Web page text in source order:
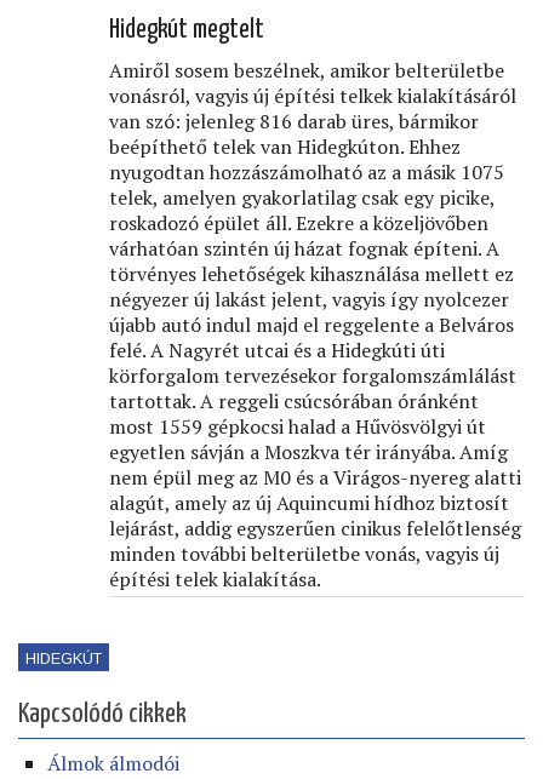
Hidegkút megtelt
Amiről sosem beszélnek, amikor belterületbe
vonásról, vagyis új építési telkek kialakításáról
van szó: jelenleg 816 darab üres, bármikor
beépíthető telek van Hidegkúton. Ehhez
nyugodtan hozzászámolható az a másik 1075
telek, amelyen gyakorlatilag csak egy picike,
roskadozó épület áll. Ezekre a közeljövőben
várhatóan szintén új házat fognak építeni. A
törvényes lehetőségek kihasználása mellett ez
négyezer új lakást jelent, vagyis így nyolcezer
újabb autó indul majd el reggelente a Belváros
felé. A Nagyrét utcai és a Hidegkúti úti
körforgalom tervezésekor forgalomszámlálást
tartottak. A reggeli csúcsórában óránként
most 1559 gépkocsi halad a Hűvösvölgyi út
egyetlen sávján a Moszkva tér irányába. Amíg
nem épül meg az M0 és a Virágos-nyereg alatti
alagút, amely az új Aquincumi hídhoz biztosít
lejárást, addig egyszerűen cinikus felelőtlenség
minden további belterületbe vonás, vagyis új
építési telek kialakítása.
HIDEGKÚT
Kapcsolódó cikkek
Álmok álmodói